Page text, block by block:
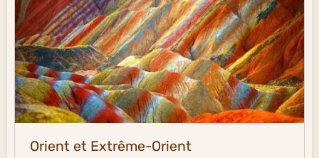
Orient et Extrême-Orient